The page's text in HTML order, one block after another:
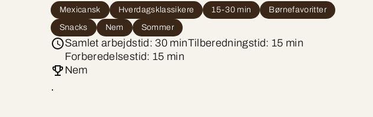
Mexicansk Hverdagsklassikere 15-30 min
Børnefavoritter
Snacks
Nem Sommer
Samlet arbejdstid: 30 minTilberedningstid: 15 min
Forberedelsestid: 15 min
Nem
.